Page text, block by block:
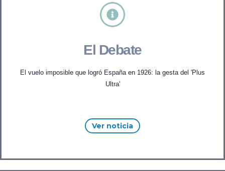
El Debate
El vuelo imposible que logró España en 1926: la gesta del 'Plus
Ultra'
Ver noticia